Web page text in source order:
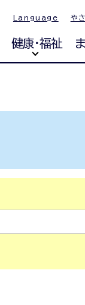
Language や
健康・福祉